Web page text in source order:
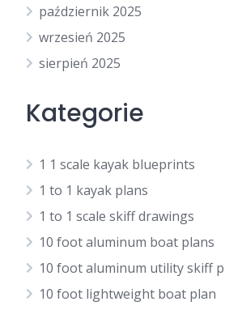
październik 2025
wrzesień 2025
sierpień 2025
Kategorie
1 1 scale kayak blueprints
1 to 1 kayak plans
1 to 1 scale skiff drawings
10 foot aluminum boat plans
10 foot aluminum utility skiff
10 foot lightweight boat plan